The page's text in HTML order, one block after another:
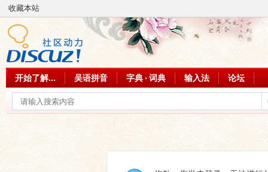
收藏本站
开始了解... 吴语拼音 字典 · 词典 输入法 论坛